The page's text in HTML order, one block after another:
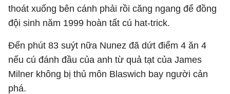
thoát xuống bên cánh phải rồi căng ngang để đồng
đội sinh năm 1999 hoàn tất cú hat-trick.
Đến phút 83 suýt nữa Nunez đã dứt điểm 4 ăn 4
nếu cú đánh đầu của anh từ quả tạt của James
Milner không bị thủ môn Blaswich bay người cản
phá.